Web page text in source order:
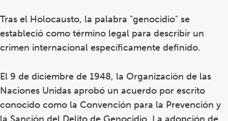
Tras el Holocausto, la palabra "genocidio" se
estableció como término legal para describir un
crimen internacional específicamente definido.
El 9 de diciembre de 1948, la Organización de las
Naciones Unidas aprobó un acuerdo por escrito
conocido como la Convención para la Prevención y